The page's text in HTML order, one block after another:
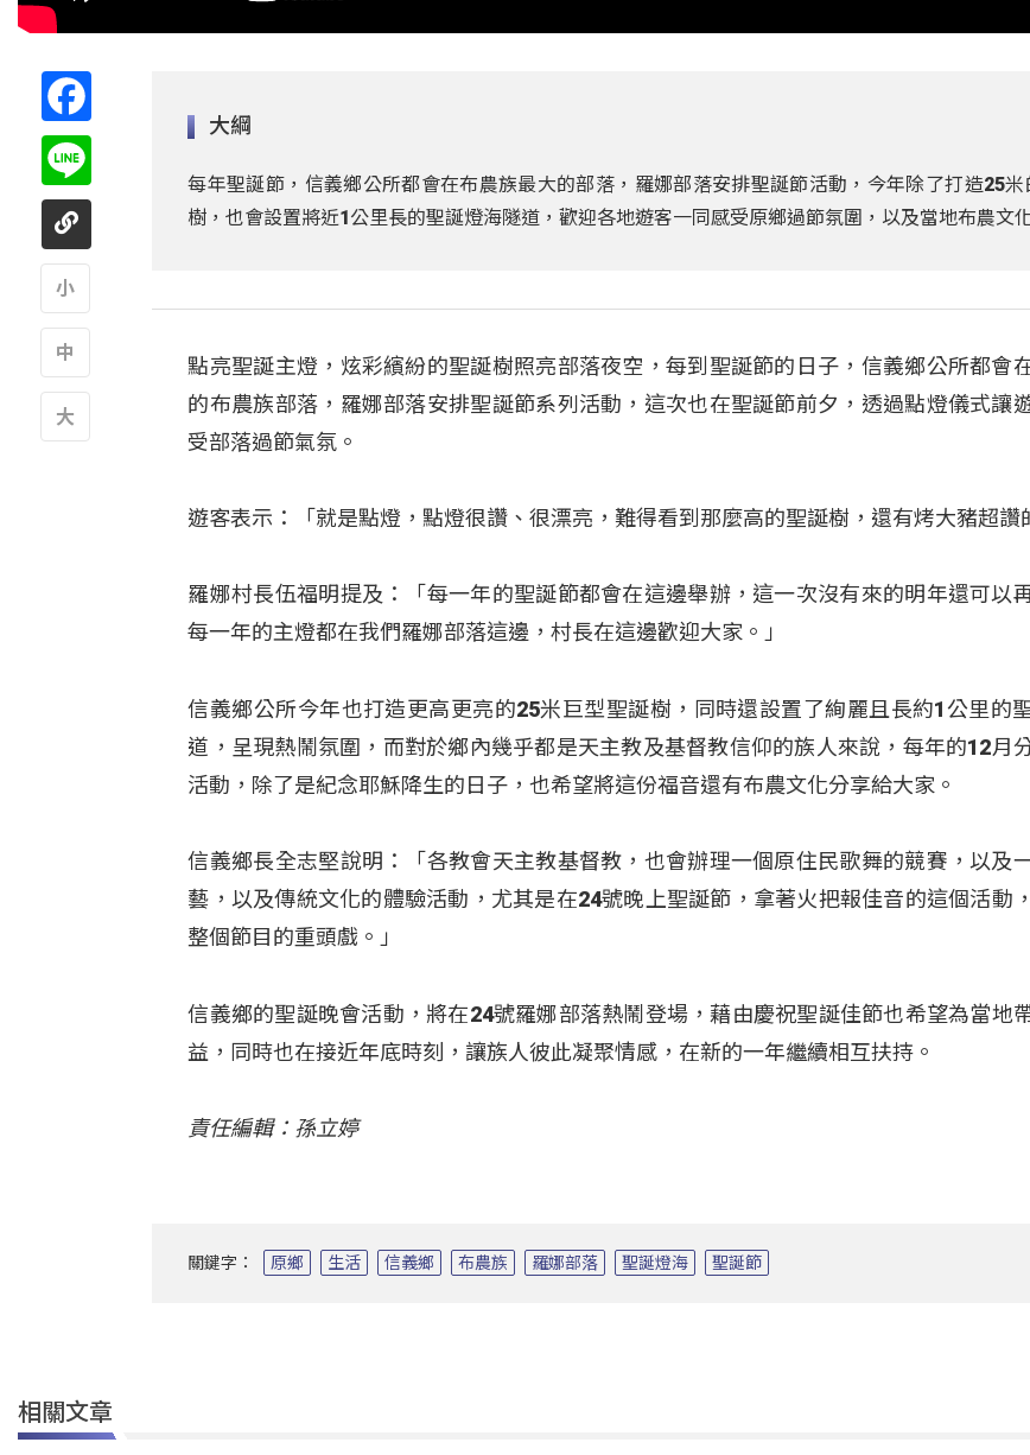
大綱
每年聖誕節，信義鄉公所都會在布農族最大的部落，羅娜部落安排聖誕節活動，今年除了打造25米
樹，也會設置將近1公里長的聖誕燈海隧道，歡迎各地遊客一同感受原鄉過節氛圍，以及當地布農文
點亮聖誕主燈，炫彩繽紛的聖誕樹照亮部落夜空，每到聖誕節的日子，信義鄉公所都會
的布農族部落，羅娜部落安排聖誕節系列活動，這次也在聖誕節前夕，透過點燈儀式讓
受部落過節氣氛。
遊客表示：「就是點燈，點燈很讚、很漂亮，難得看到那麼高的聖誕樹，還有烤大豬超讚
羅娜村長伍福明提及：「每一年的聖誕節都會在這邊舉辦，這一次沒有來的明年還可以
每一年的主燈都在我們羅娜部落這邊，村長在這邊歡迎大家。」
信義鄉公所今年也打造更高更亮的25米巨型聖誕樹，同時還設置了絢麗且長約1公里的
道，呈現熱鬧氛圍，而對於鄉內幾乎都是天主教及基督教信仰的族人來說，每年的12月
活動，除了是紀念耶穌降生的日子，也希望將這份福音還有布農文化分享給大家。
信義鄉長全志堅說明：「各教會天主教基督教，也會辦理一個原住民歌舞的競賽，以及
藝，以及傳統文化的體驗活動，尤其是在24號晚上聖誕節，拿著火把報佳音的這個活動
整個節目的重頭戲。」
信義鄉的聖誕晚會活動，將在24號羅娜部落熱鬧登場，藉由慶祝聖誕佳節也希望為當地
益，同時也在接近年底時刻，讓族人彼此凝聚情感，在新的一年繼續相互扶持。
責任編輯：孫立婷
關鍵字： 原鄉 生活 信義鄉 布農族 羅娜部落 聖誕燈海 聖誕節
相關文章